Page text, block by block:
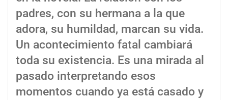
padres, con su hermana a la que
adora, su humildad, marcan su vida.
Un acontecimiento fatal cambiará
toda su existencia. Es una mirada al
pasado interpretando esos
momentos cuando ya está casado y